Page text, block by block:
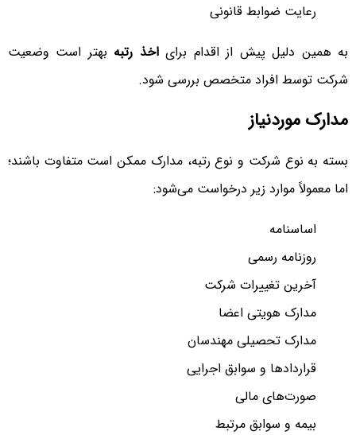
رعایت ضوابط قانونی
به همین دلیل پیش از اقدام برایاخذ رتبه بهتر است وضعیت
شرکت توسط افراد متخصص بررسی شود.
مدارک موردنیاز
بسته به نوع شرکت و نوع رتبه، مدارک ممکن است متفاوت باشند؛
اما معمولاً موارد زیر درخواست می‌شود:
اساسنامه
روزنامه رسمی
آخرین تغییرات شرکت
مدارک هویتی اعضا
مدارک تحصیلی مهندسان
قراردادها و سوابق اجرایی
صورت‌های مالی
بیمه و سوابق مرتبط